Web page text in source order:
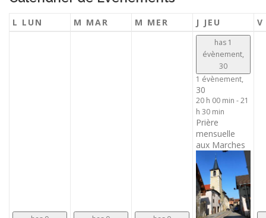
L LUN M MAR M MER J JEU
has 1
évènement,
30
1 évènement,
30
20 h 00 min -21
h 30 min
Prière
mensuelle
aux Marches